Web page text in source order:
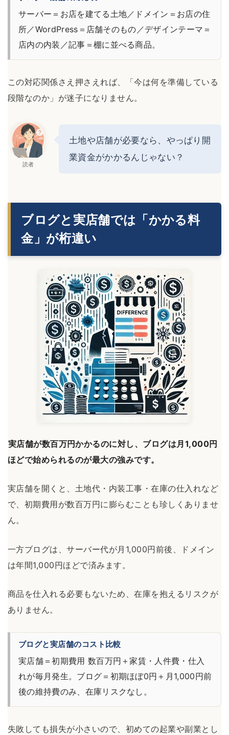
サーバー＝お店を建てる土地／ドメイン＝お店の住
所／WordPress＝店舗そのもの／デザインテーマ＝
店内の内装／記事＝棚に並べる商品。
この対応関係さえ押さえれば、「今は何を準備している
段階なのか」が迷子になりません。
読者
土地や店舗が必要なら、やっぱり開
業資金がかかるんじゃない？
ブログと実店舗では「かかる料
金」が桁違い
実店舗が数百万円かかるのに対し、ブログは月1,000円
ほどで始められるのが最大の強みです。
実店舗を開くと、土地代・内装工事・在庫の仕入れなど
で、初期費用が数百万円に膨らむことも珍しくありませ
ん。
一方ブログは、サーバー代が月1,000円前後、ドメイン
は年間1,000円ほどで済みます。
商品を仕入れる必要もないため、在庫を抱えるリスクが
ありません。
ブログと実店舗のコスト比較
実店舗＝初期費用 数百万円＋家賃・人件費・仕入
れが毎月発生。ブログ＝初期ほぼ0円＋月1,000円前
後の維持費のみ、在庫リスクなし。
失敗しても損失が小さいので、初めての起業や副業とし